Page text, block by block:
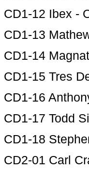
CD1-12 Ibex -
CD1-13
CD1-14
CD1-15 Tres
CD1-16
CD1-17 Todd
CD1-18
CD2-01 Carl